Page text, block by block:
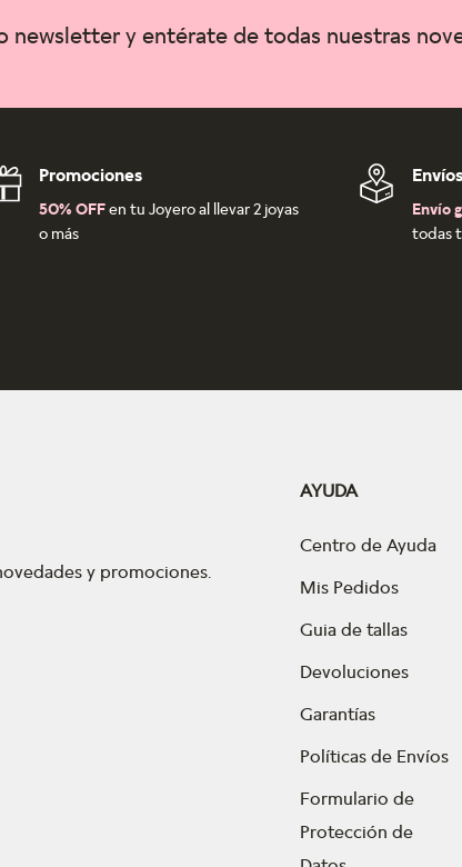
newsletter y entérate de todas nuestras
Promociones
50% OFFen tu Joyero al llevar 2 joyas
o más
Envío
todas
y promociones.
AYUDA
Centro de Ayuda
Mis Pedidos
Guia de tallas
Devoluciones
Garantías
Políticas de Envíos
Formulario de
Protección de